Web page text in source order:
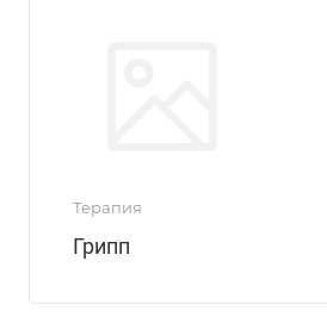
Терапия
Грипп